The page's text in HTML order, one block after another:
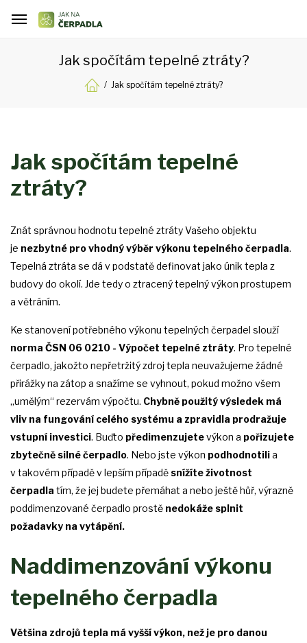
Jak spočítám tepelné ztráty?
Jak spočítám tepelné ztráty?
Jak spočítám tepelné
ztráty?
Znát správnou hodnotu tepelné ztráty Vašeho objektu
je nezbytné pro vhodný výběr výkonu tepelného čerpadla.
Tepelná ztráta se dá v podstatě definovat jako únik tepla z
budovy do okolí. Jde tedy o ztracený tepelný výkon prostupem
a větráním.
Ke stanovení potřebného výkonu tepelných čerpadel slouží
norma ČSN 06 0210 - Výpočet tepelné ztráty. Pro tepelné
čerpadlo, jakožto nepřetržitý zdroj tepla neuvažujeme žádné
přirážky na zátop a snažíme se vyhnout, pokud možno všem
„umělým“ rezervám výpočtu. Chybně použitý výsledek má
vliv na fungování celého systému a zpravidla prodražuje
vstupní investici. Buďto předimenzujetevýkon a pořizujete
zbytečně silné čerpadlo. Nebo jste výkon podhodnotilia
v takovém případě v lepším případěsnížíte životnost
čerpadla tím, že jej budete přemáhat a nebo ještě hůř, výrazně
poddimenzované čerpadlo prostě nedokáže splnit
požadavky na vytápění.
Naddimenzování výkonu
tepelného čerpadla
Většina zdrojů tepla má vyšší výkon, než je pro danou